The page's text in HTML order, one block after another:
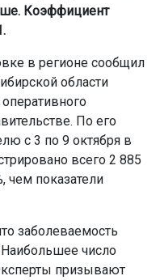
Коэффициент
в регионе сообщил
области
По его
с 3 по 9 октября в
всего 2 885
чем показатели
заболеваемость
число
призывают